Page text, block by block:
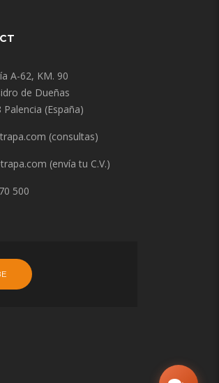
A-62, KM. 90
de Dueñas
Palencia (España)
(consultas)
(envía tu C.V.)
500